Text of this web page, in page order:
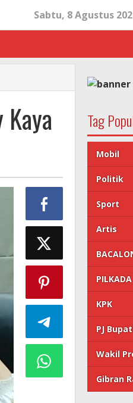
Sabtu, 8 Agustus
Tag
Mobil
Politik
Sport
Artis
KPK
PJ
Wakil
Gibran